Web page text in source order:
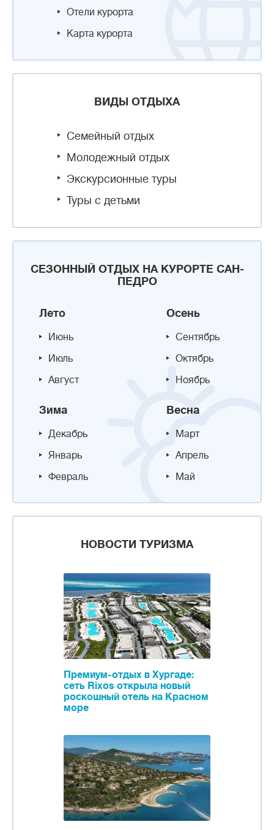
Отели курорта
Карта курорта
ВИДЫ ОТДЫХА
Семейный отдых
Молодежный отдых
Экскурсионные туры
Туры с детьми
СЕЗОННЫЙ ОТДЫХ НА КУРОРТЕ САН-
ПЕДРО
Лето
Июнь
Июль
Август
Осень
Сентябрь
Октябрь
Ноябрь
Зима
Декабрь
Январь
Февраль
Весна
Март
Апрель
Май
НОВОСТИ ТУРИЗМА
Премиум-отдых в Хургаде:
сеть Rixos открыла новый
роскошный отель на Красном
море